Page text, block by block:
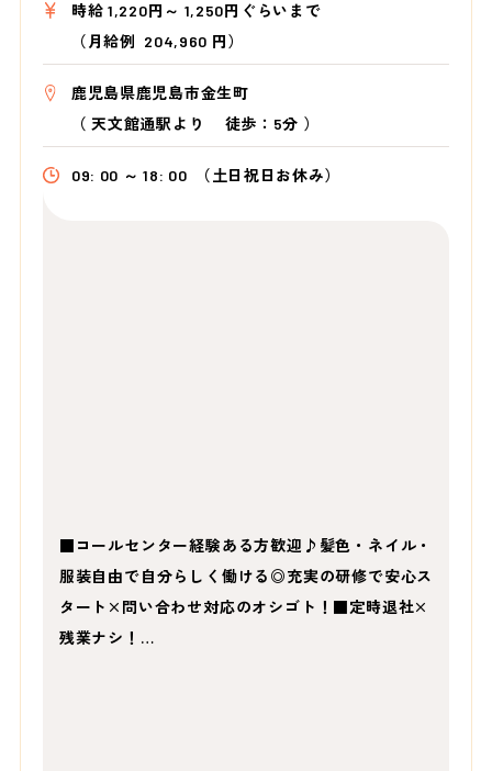
時給 1,220円～ 1,250円ぐらいまで
（月給例 204,960 円）
鹿児島県鹿児島市金生町
（ 天文館通駅より 徒歩：5分 ）
09: 00 ～ 18: 00 （土日祝日お休み）
■コールセンター経験ある方歓迎♪髪色・ネイル・
服装自由で自分らしく働ける◎充実の研修で安心ス
タート×問い合わせ対応のオシゴト！■定時退社×
残業ナシ！…